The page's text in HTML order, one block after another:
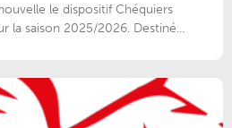
le dispositif Chéquiers
la saison 2025/2026. Destiné...